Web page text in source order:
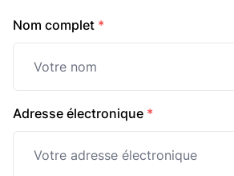
Nom complet *
Adresse électronique *